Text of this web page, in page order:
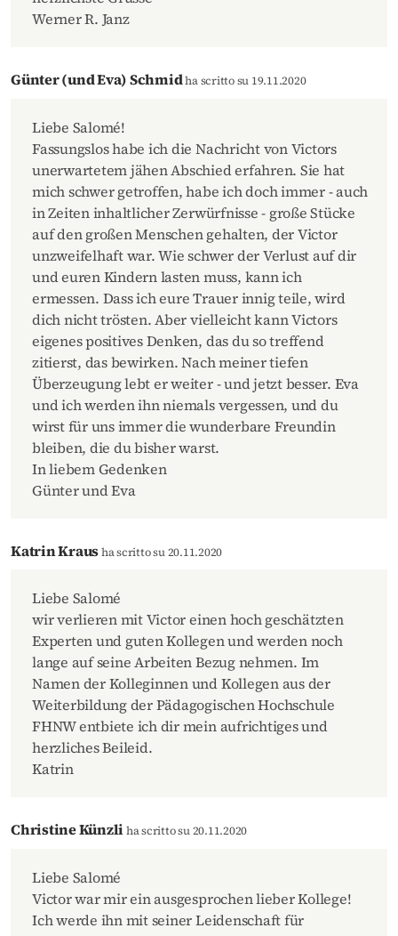
Werner R. Janz
Günter (und Eva) Schmidha scritto su 19.11.2020
Liebe Salomé!
Fassungslos habe ich die Nachricht von Victors
unerwartetem jähen Abschied erfahren. Sie hat
mich schwer getroffen, habe ich doch immer - auch
in Zeiten inhaltlicher Zerwürfnisse - große Stücke
auf den großen Menschen gehalten, der Victor
unzweifelhaft war. Wie schwer der Verlust auf dir
und euren Kindern lasten muss, kann ich
ermessen. Dass ich eure Trauer innig teile, wird
dich nicht trösten. Aber vielleicht kann Victors
eigenes positives Denken, das du so treffend
zitierst, das bewirken. Nach meiner tiefen
Überzeugung lebt er weiter - und jetzt besser. Eva
und ich werden ihn niemals vergessen, und du
wirst für uns immer die wunderbare Freundin
bleiben, die du bisher warst.
In liebem Gedenken
Günter und Eva
Katrin Krausha scritto su 20.11.2020
Liebe Salomé
wir verlieren mit Victor einen hoch geschätzten
Experten und guten Kollegen und werden noch
lange auf seine Arbeiten Bezug nehmen. Im
Namen der Kolleginnen und Kollegen aus der
Weiterbildung der Pädagogischen Hochschule
FHNW entbiete ich dir mein aufrichtiges und
herzliches Beileid.
Katrin
Christine Künzli ha scritto su 20.11.2020
Liebe Salomé
Victor war mir ein ausgesprochen lieber Kollege!
Ich werde ihn mit seiner Leidenschaft für